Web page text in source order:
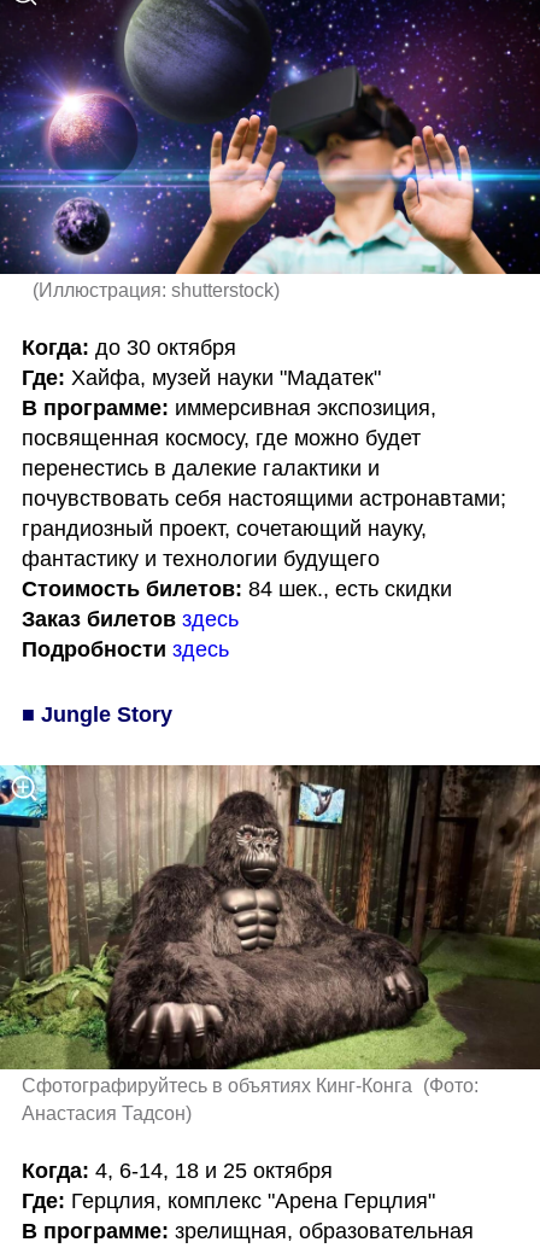
(Иллюстрация: shutterstock)
Когда:
Где:
Хайфа, музей науки "Мадатек"
В программе: иммерсивная экспозиция,
посвященная космосу, где можно будет
перенестись в далекие галактики и
почувствовать себя настоящими астронавтами;
грандиозный проект, сочетающий науку,
фантастику и технологии будущего
Стоимость билетов:
Заказ билетов здесь
Подробности здесь
■ Jungle Story
Сфотографируйтесь в объятиях Кинг-Конга (Фото:
Анастасия Тадсон)
Когда:
Где:
Герцлия, комплекс "Арена Герцлия"
В программе: зрелищная, образовательная